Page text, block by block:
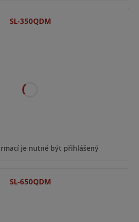
SL-350QDM
je nutné být přihlášený
SL-650QDM